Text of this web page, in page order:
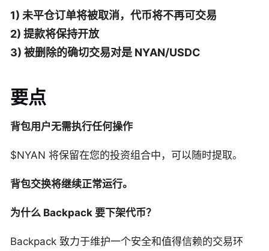
1) 未平仓订单将被取消，代币将不再可交易
2) 提款将保持开放
3) 被删除的确切交易对是 NYAN/USDC
要点
背包用户无需执行任何操作
$NYAN 将保留在您的投资组合中，可以随时提取。
背包交换将继续正常运行。
为什么 Backpack 要下架代币？
Backpack 致力于维护一个安全和值得信赖的交易环